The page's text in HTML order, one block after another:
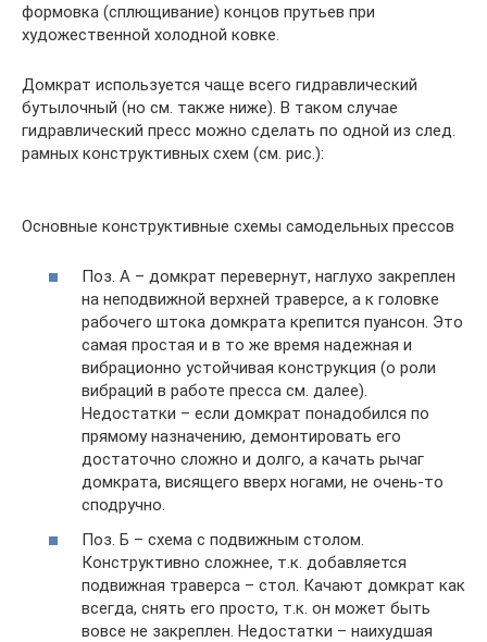
формовка (сплющивание) концов прутьев при
художественной холодной ковке.
Домкрат используется чаще всего гидравлический
бутылочный (но см. также ниже). В таком случае
гидравлический пресс можно сделать по одной из след.
рамных конструктивных схем (см. рис.):
Основные конструктивные схемы самодельных прессов
Поз. А – домкрат перевернут, наглухо закреплен
на неподвижной верхней траверсе, а к головке
рабочего штока домкрата крепится пуансон. Это
самая простая и в то же время надежная и
вибрационно устойчивая конструкция (о роли
вибраций в работе пресса см. далее).
Недостатки – если домкрат понадобился по
прямому назначению, демонтировать его
достаточно сложно и долго, а качать рычаг
домкрата, висящего вверх ногами, не очень-то
сподручно.
Поз. Б – схема с подвижным столом.
Конструктивно сложнее, т.к. добавляется
подвижная траверса – стол. Качают домкрат как
всегда, снять его просто, т.к. он может быть
вовсе не закреплен. Недостатки – наихудшая